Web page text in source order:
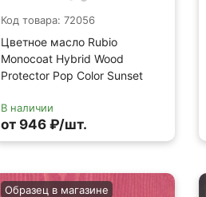
Код товара: 72056
Цветное масло Rubio
Monocoat Hybrid Wood
Protector Pop Color Sunset
В наличии
от 946 ₽/шт.
Образец в магазине